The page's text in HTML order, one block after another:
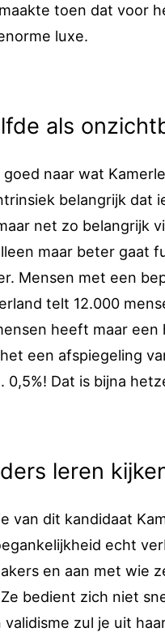
toen dat voor
luxe.
als
goed naar wat
belangrijk dat
net zo belangrijk
maar beter gaat
Mensen met een
telt 12.000
heeft maar
een afspiegeling
0,5%! Dat is bijna
leren
van dit kandidaat
echt
en aan met wie
bedient zich niet
validisme zul je uit